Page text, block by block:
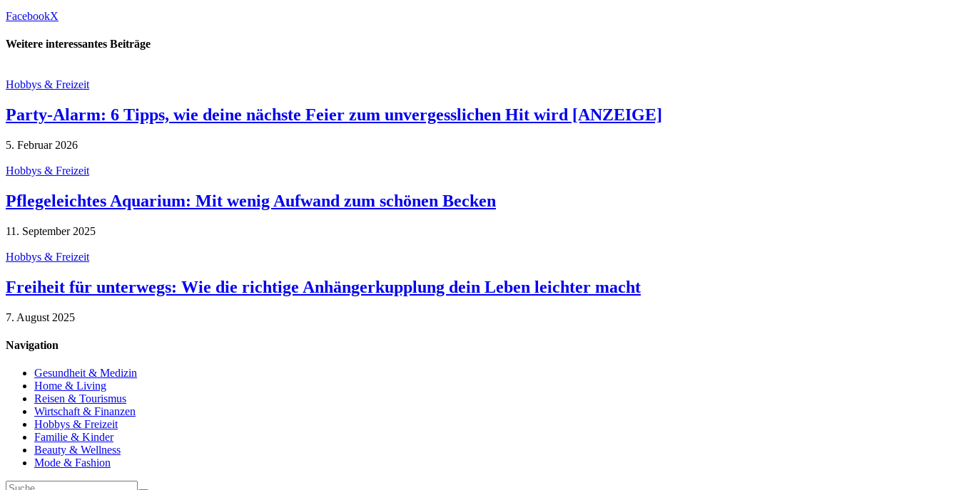
FacebookX
Weitere interessantes Beiträge
Hobbys & Freizeit
Party-Alarm: 6 Tipps, wie deine nächste Feier zum unvergesslichen Hit wird [ANZEIGE]
5. Februar 2026
Hobbys & Freizeit
Pflegeleichtes Aquarium: Mit wenig Aufwand zum schönen Becken
11. September 2025
Hobbys & Freizeit
Freiheit für unterwegs: Wie die richtige Anhängerkupplung dein Leben leichter macht
7. August 2025
Navigation
Gesundheit & Medizin
Home & Living
Reisen & Tourismus
Wirtschaft & Finanzen
Hobbys & Freizeit
Familie & Kinder
Beauty & Wellness
Mode & Fashion